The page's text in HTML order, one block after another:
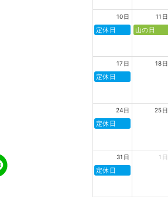
10日
定休日
11日
山の日
17日
定休日
18日
24日
定休日
25日
31日
定休日
1日